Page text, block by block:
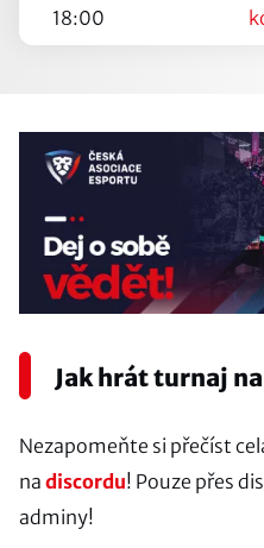
18:00
Jak hrát turnaj na
Nezapomeňte si přečíst
na discordu! Pouze přes
adminy!